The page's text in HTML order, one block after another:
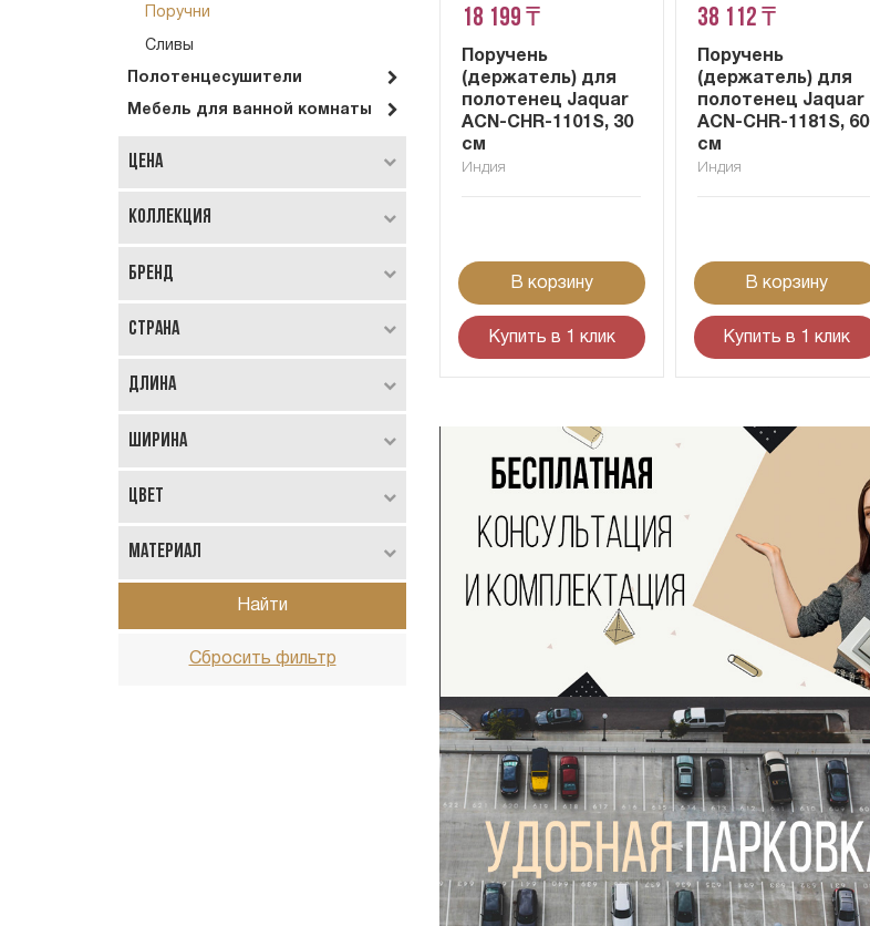
Поручни
Сливы
Полотенцесушители
Мебель для ванной комнаты
Цена
Коллекция
Бренд
Страна
Длина
Ширина
Цвет
Материал
Найти
Сбросить фильтр
18 199 ₸
Поручень
(держатель) для
полотенец Jaquar
ACN-CHR-1101S, 30
см
Индия
В корзину
Купить в 1 клик
38 112 ₸
Поручень
(держатель) для
полотенец Jaquar
ACN-CHR-1181S, 60
см
Индия
В корзину
Купить в 1 клик